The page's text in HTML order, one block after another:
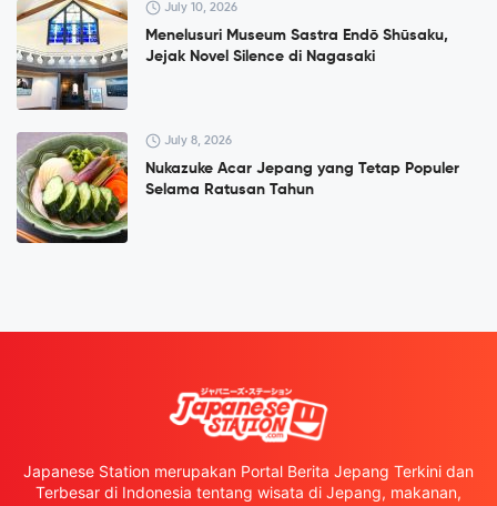
July 10, 2026
Menelusuri Museum Sastra Endō Shūsaku,
Jejak Novel Silence di Nagasaki
July 8, 2026
Nukazuke Acar Jepang yang Tetap Populer
Selama Ratusan Tahun
Japanese Station merupakan Portal Berita Jepang Terkini dan
Terbesar di Indonesia tentang wisata di Jepang, makanan,